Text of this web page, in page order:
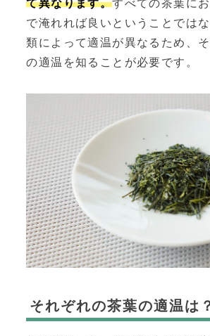
て異なります。すべての茶葉に
で淹れれば良いということでは
類によって適温が異なるため、
の適温を知ることが必要です。
それぞれの茶葉の適温は